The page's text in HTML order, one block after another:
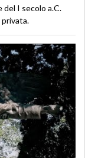
del I secolo a.C.
privata.